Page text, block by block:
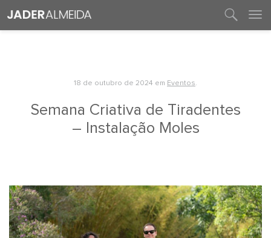
18 de outubro de 2024 em Eventos.
Semana Criativa de Tiradentes
– Instalação Moles